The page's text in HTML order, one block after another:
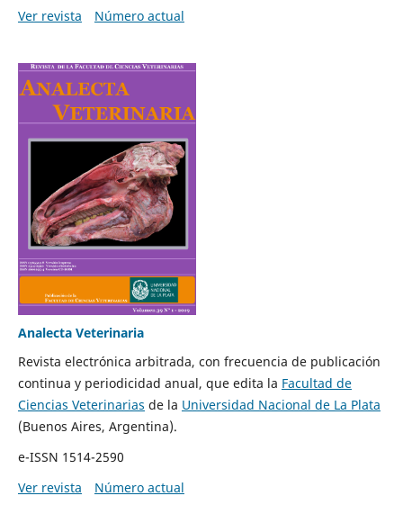
Ver revista
Número actual
Analecta Veterinaria
Revista electrónica arbitrada, con frecuencia de publicación
continua y periodicidad anual, que edita la Facultad de
Ciencias Veterinarias de la Universidad Nacional de La Plata
(Buenos Aires, Argentina).
e-ISSN 1514-2590
Ver revista
Número actual